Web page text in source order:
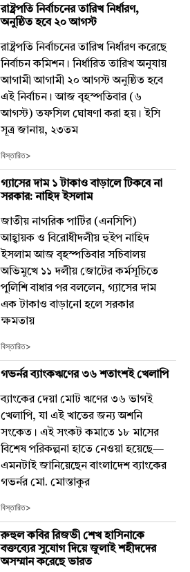
রাষ্ট্রপতি নির্বাচনের তারিখ নির্ধারণ,
অনুষ্ঠিত হবে ২০ আগস্ট
রাষ্ট্রপতি নির্বাচনের তারিখ নির্ধারণ করেছে
নির্বাচন কমিশন। নির্ধারিত তারিখ অনুযায়
আগামী আগামী ২০ আগস্ট অনুষ্ঠিত হবে
এই নির্বাচন। আজ বৃহস্পতিবার (৬
আগস্ট) তফসিল ঘোষণা করা হয়। ইসি
সূত্র জানায়, ২৩তম
বিস্তারিত>
গ্যাসের দাম ১ টাকাও বাড়ালে টিকবে না
সরকার: নাহিদ ইসলাম
জাতীয় নাগরিক পার্টির (এনসিপি)
আহ্বায়ক ও বিরোধীদলীয় হুইপ নাহিদ
ইসলাম আজ বৃহস্পতিবার সচিবালয়
অভিমুখে ১১ দলীয় জোটের কর্মসূচিতে
পুলিশি বাধার পর বললেন, গ্যাসের দাম
এক টাকাও বাড়ানো হলে সরকার
ক্ষমতায়
বিস্তারিত>
গভর্নর ব্যাংকঋণের ৩৬ শতাংশই খেলাপি
ব্যাংকের দেয়া মোট ঋণের ৩৬ ভাগই
খেলাপি, যা এই খাতের জন্য অশনি
সংকেত। এই সংকট কমাতে ১৮ মাসের
বিশেষ পরিকল্পনা হাতে নেওয়া হয়েছে—
এমনটাই জানিয়েছেন বাংলাদেশ ব্যাংকের
গভর্নর মো. মোস্তাকুর
বিস্তারিত>
রুহুল কবির রিজভী শেখ হাসিনাকে
বক্তব্যের সুযোগ দিয়ে জুলাই শহীদদের
অসম্মান করেছে ভারত